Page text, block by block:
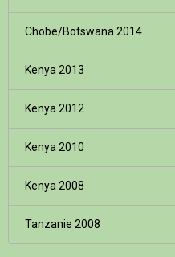
Chobe/Botswana 2014
Kenya 2013
Kenya 2012
Kenya 2010
Kenya 2008
Tanzanie 2008